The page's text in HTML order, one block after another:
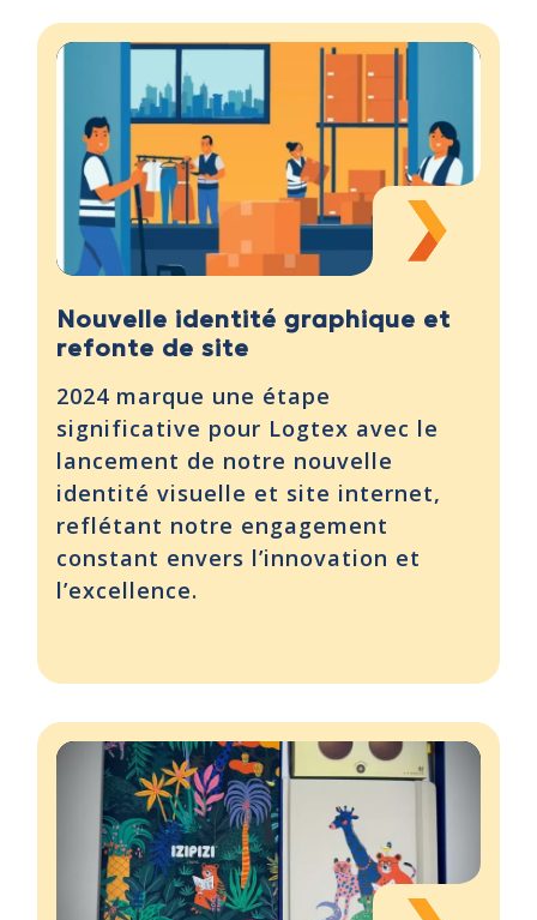
Nouvelle identité graphique et
refonte de site
2024 marque une étape
significative pour Logtex avec le
lancement de notre nouvelle
identité visuelle et site internet,
reflétant notre engagement
constant envers l’innovation et
l’excellence.